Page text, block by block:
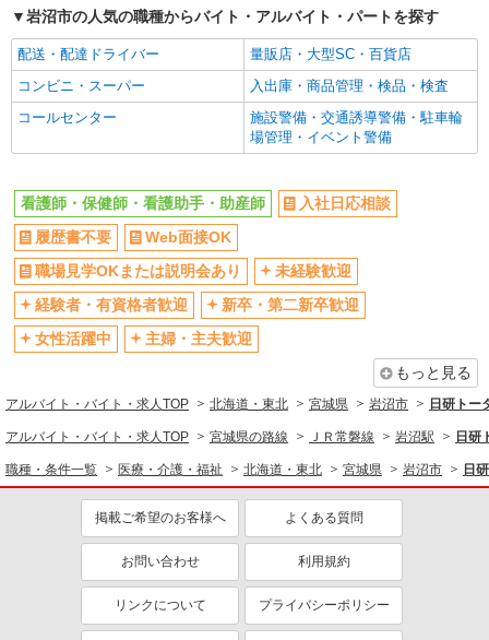
援内容により細則あり。
岩沼市の人気の職種からバイト・アルバイト・パートを探す
配送・配達ドライバー
量販店・大型SC・百貨店
コンビニ・スーパー
入出庫・商品管理・検品・検査
コールセンター
施設警備・交通誘導警備・駐車輪
場管理・イベント警備
看護師・保健師・看護助手・助産師
入社日応相談
履歴書不要
Web面接OK
職場見学OKまたは説明会あり
未経験歓迎
経験者・有資格者歓迎
新卒・第二新卒歓迎
女性活躍中
主婦・主夫歓迎
もっと見る
アルバイト・バイト・求人TOP 北海道・東北 宮城県 岩沼市 日研トー
アルバイト・バイト・求人TOP 宮城県の路線 ＪＲ常磐線 岩沼駅 日研
職種・条件一覧 医療・介護・福祉 北海道・東北 宮城県 岩沼市 日
掲載ご希望のお客様へ よくある質問
お問い合わせ 利用規約
リンクについて プライバシーポリシー